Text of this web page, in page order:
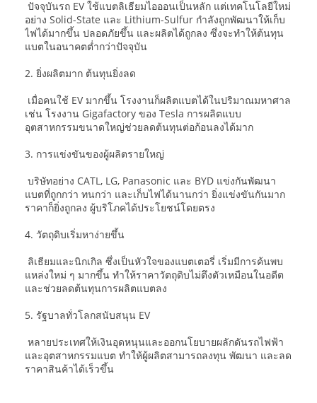
ปัจจุบันรถ EV ใช้แบตลิเธียมไอออนเป็นหลัก แต่เทคโนโลยีใหม่
อย่าง Solid-State และ Lithium-Sulfur กำลังถูกพัฒนาให้เก็บ
ไฟได้มากขึ้น ปลอดภัยขึ้น และผลิตได้ถูกลง ซึ่งจะทำให้ต้นทุน
แบตในอนาคตต่ำกว่าปัจจุบัน
2. ยิ่งผลิตมาก ต้นทุนยิ่งลด
เมื่อคนใช้ EV มากขึ้น โรงงานก็ผลิตแบตได้ในปริมาณมหาศาล
เช่น โรงงาน Gigafactory ของ Tesla การผลิตแบบ
อุตสาหกรรมขนาดใหญ่ช่วยลดต้นทุนต่อก้อนลงได้มาก
3. การแข่งขันของผู้ผลิตรายใหญ่
บริษัทอย่าง CATL, LG, Panasonic และ BYD แข่งกันพัฒนา
แบตที่ถูกกว่า ทนกว่า และเก็บไฟได้นานกว่า ยิ่งแข่งขันกันมาก
ราคาก็ยิ่งถูกลง ผู้บริโภคได้ประโยชน์โดยตรง
4. วัตถุดิบเริ่มหาง่ายขึ้น
ลิเธียมและนิกเกิล ซึ่งเป็นหัวใจของแบตเตอรี่ เริ่มมีการค้นพบ
แหล่งใหม่ ๆ มากขึ้น ทำให้ราคาวัตถุดิบไม่ตึงตัวเหมือนในอดีต
และช่วยลดต้นทุนการผลิตแบตลง
5. รัฐบาลทั่วโลกสนับสนุน EV
หลายประเทศให้เงินอุดหนุนและออกนโยบายผลักดันรถไฟฟ้า
และอุตสาหกรรมแบต ทำให้ผู้ผลิตสามารถลงทุน พัฒนา และลด
ราคาสินค้าได้เร็วขึ้น